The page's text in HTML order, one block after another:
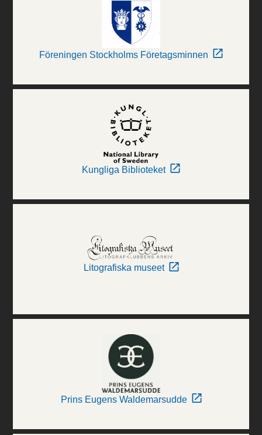
Föreningen Stockholms Företagsminnen
Kungliga Biblioteket
Litografiska museet
Prins Eugens Waldemarsudde